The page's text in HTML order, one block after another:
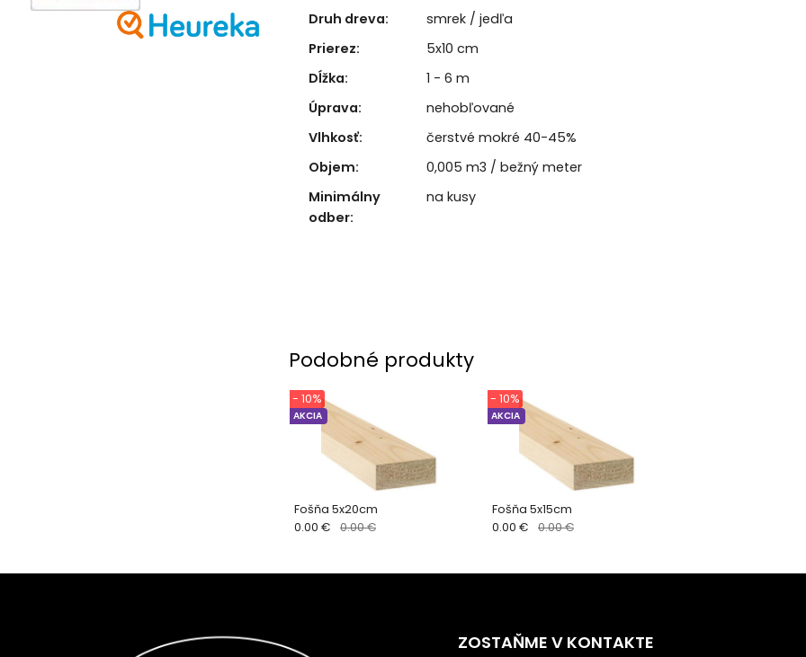
Druh dreva:
smrek / jedľa
Prierez:
5x10 cm
Dĺžka:
1 - 6 m
Úprava:
nehobľované
Vlhkosť:
čerstvé mokré 40-45%
Objem:
0,005 m3 / bežný meter
Minimálny
odber:
na kusy
Podobné produkty
Fošňa 5x20cm
AKCIA
- 10%
0.00 € 0.00 €
Fošňa 5x15cm
AKCIA
- 10%
0.00 € 0.00 €
ZOSTAŇME V KONTAKTE